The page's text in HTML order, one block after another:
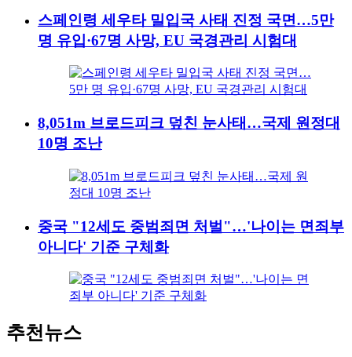
스페인령 세우타 밀입국 사태 진정 국면…5만
명 유입·67명 사망, EU 국경관리 시험대
8,051m 브로드피크 덮친 눈사태…국제 원정대
10명 조난
중국 "12세도 중범죄면 처벌"…'나이는 면죄부
아니다' 기준 구체화
추천뉴스